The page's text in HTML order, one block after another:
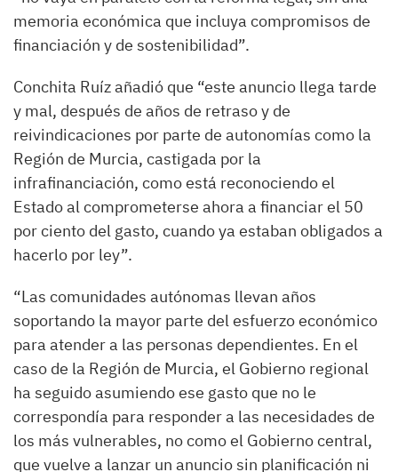
memoria económica que incluya compromisos de
financiación y de sostenibilidad”.
Conchita Ruíz añadió que “este anuncio llega tarde
y mal, después de años de retraso y de
reivindicaciones por parte de autonomías como la
Región de Murcia, castigada por la
infrafinanciación, como está reconociendo el
Estado al comprometerse ahora a financiar el 50
por ciento del gasto, cuando ya estaban obligados a
hacerlo por ley”.
“Las comunidades autónomas llevan años
soportando la mayor parte del esfuerzo económico
para atender a las personas dependientes. En el
caso de la Región de Murcia, el Gobierno regional
ha seguido asumiendo ese gasto que no le
correspondía para responder a las necesidades de
los más vulnerables, no como el Gobierno central,
que vuelve a lanzar un anuncio sin planificación ni